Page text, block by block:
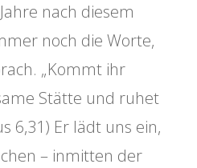
nach diesem
noch die Worte,
„Kommt ihr
Stätte und ruhet
6,31) Er lädt uns ein,
– inmitten der